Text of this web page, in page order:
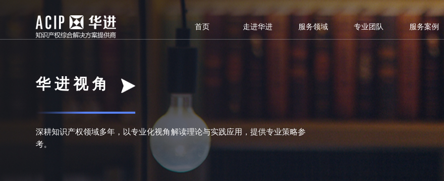
首页 走进华进 服务领域 专业团队 服务案例
华 进 视 角
深耕知识产权领域多年，以专业化视角解读理论与实践应用，提供专业策略参
考。